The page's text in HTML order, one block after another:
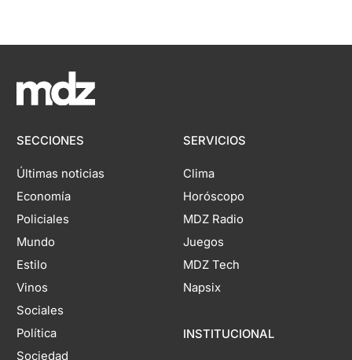
SECCIONES
Últimas noticias
Economía
Policiales
Mundo
Estilo
Vinos
Sociales
Política
Sociedad
SERVICIOS
Clima
Horóscopo
MDZ Radio
Juegos
MDZ Tech
Napsix
INSTITUCIONAL